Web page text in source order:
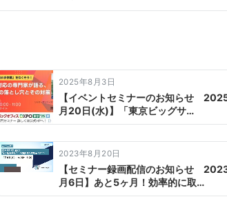
2025年8月3日
【イベントセミナーのお知らせ
月20日(水)】「東京ビッグサ…
2023年8月20日
【セミナー録画配信のお知らせ
月6日】あと5ヶ月！効率的に取…